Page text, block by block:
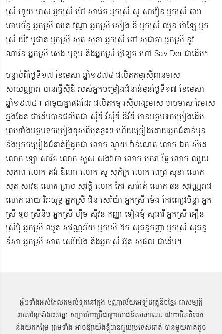
ស្រី ហួយ មាស អ្នកស្រី ម៉ៅ សារ៉េត ​អ្នកស្រី សូ សាវឿន អ្នកស្រី តារា
ចោម​ច័ន្ទ អ្នកស្រី ឈុន វណ្ណា អ្នកស្រី សៀង ឌី អ្នកស្រី ឈូន ម៉ាឡៃ អ្នក
ស្រី យីវ​ បូផាន​ អ្នកស្រី​ សុត សុខា អ្នកស្រី ពៅ សុជាតា អ្នកស្រី នូវ
ណារិន អ្នកស្រី សេង បុទុម និងអ្នកស្រី ប៉ូឡែត ហៅ Sav Dei ជាដើម។
បន្ទាប់​ពីថ្ងៃទី១៧ ខែមេសា ឆ្នាំ១៩៧៥​ ផលិតកម្មរស្មីពានមាស
សាយណ្ណារា បានធ្វើស៊ីឌី ​របស់អ្នកចម្រៀងជំនាន់មុនថ្ងៃទី១៧ ខែមេសា
ឆ្នាំ១៩៧៥។ ជាមួយគ្នាផងដែរ ផលិតកម្ម រស្មីហង្សមាស ចាបមាស រៃមាស​
ឆ្លងដែន ជាដើមបានផលិតជា ស៊ីឌី វីស៊ីឌី ឌីវីឌី មានអត្ថបទចម្រៀងដើម
ព្រមទាំងអត្ថបទចម្រៀងខុសពីមុន​ខ្លះៗ ហើយច្រៀងដោយអ្នកជំនាន់មុន
និងអ្នកចម្រៀងជំនាន់​ថ្មីដូចជា លោក ណូយ វ៉ាន់ណេត លោក ឯក ស៊ីដេ​​
លោក ឡោ សារិត លោក​​ សួស សងវាចា​ លោក មករា រ័ត្ន លោក ឈួយ
សុភាព លោក គង់ ឌីណា លោក សូ សុភ័ក្រ លោក ពេជ្រ សុខា លោក
សុត​ សាវុឌ លោក ព្រាប សុវត្ថិ លោក កែវ សារ៉ាត់ លោក ឆន សុវណ្ណរាជ
លោក ឆាយ វិរៈយុទ្ធ អ្នកស្រី ជិន សេរីយ៉ា អ្នកស្រី ម៉េង កែវពេជ្រចិន្តា អ្នក
ស្រី ទូច ស្រីនិច អ្នកស្រី ហ៊ឹម ស៊ីវន កញ្ញា​ ទៀងមុំ សុធាវី​​​ អ្នកស្រី អឿន
ស្រីមុំ អ្នកស្រី ឈួន សុវណ្ណឆ័យ អ្នកស្រី ឱក សុគន្ធកញ្ញា អ្នកស្រី សុគន្ធ
នីសា អ្នកស្រី សាត សេរីយ៉ង​ និងអ្នកស្រី​ អ៊ុន សុផល ជាដើម។
អ្វីៗទាំងអស់ដែលតម្កល់ទុកនៅក្នុង បណ្ណាល័យអេឡិចត្រូនិចខ្មែរ ជាសម្បតិ្ត
របស់ខ្មែរទាំងអស់គ្នា សម្រាប់បម្រើជាប្រយោជន៍សាធារណៈ ដោយមិនគិតរក
និងយកកម្រៃ ព្រមទាំង អាចឱ្យយើងខ្ញុំបានជួយប្រទេសជាតិ បានមួយភាគតូច